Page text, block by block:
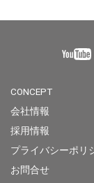
CONCEPT
会社情報
採用情報
プライバシーポリ
お問合せ